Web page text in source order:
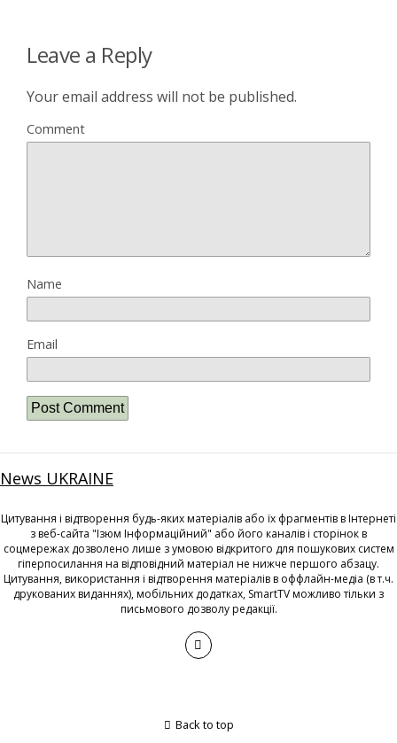
Leave a Reply
Your email address will not be published.
Comment
Name
Email
News UKRAINE
Цитування і відтворення будь-яких матеріалів або їх фрагментів в Інтернеті
з веб-сайта "Ізюм Інформаційний" або його каналів і сторінок в
соцмережах дозволено лише з умовою відкритого для пошукових систем
гіперпосилання на відповідний матеріал не нижче першого абзацу.
Цитування, використання і відтворення матеріалів в оффлайн-медіа (в т.ч.
друкованих виданнях), мобільних додатках, SmartTV можливо тільки з
письмового дозволу редакції.
Back to top